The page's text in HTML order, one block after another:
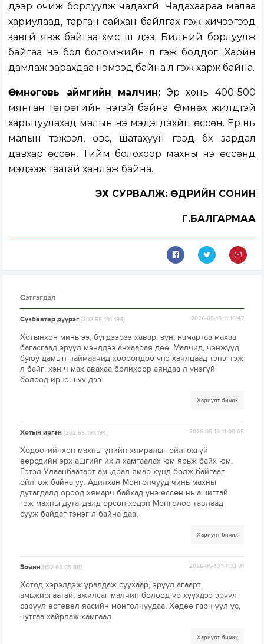
дээр очиж борлуулж чадахгүй. Чадахаараа малаа
хариулаад, тарган сайхан байлгах гэж хичээгээд
завгүй явж байгаа хүмүүс шүү дээ. Бидний борлуулж
байгаа үнэ бол боломжийн л гэж боддог. Харин
дамлаж зарахдаа нэмээд байна л гэж харж байна.
Өмнөговь аймгийн малчин:Эр хонь 400-500
мянган төгрөгийн үнэтэй байна. Өмнөх жилүүдтэй
харьцуулахад малын үнэ мэдэгдэхүйц өссөн. Ер нь
малын тэжээл, өвс, шатахуун гээд бүх зардал
давхар өссөн. Тийм болохоор махны үнэ өссөнд
мэдээж таатай хандаж байна.
ЭХ СУРВАЛЖ: ӨДРИЙН СОНИН
Г.БАЛГАРМАА
Сэтгэгдэл
Сүхбаатар дүүрэг[202.55.191.194] 2026-05-19 11:16:47
Хотынхон минь ээ, бүгдээрээ хавар, зун, намартаа махаа
багасгаад эрүүл мэнддээ анхаарая дөө. Малчид, чэнжүүд
буюу дамын наймаачид хоорондоо үнэ хаялцаад тэнэгтэж
л байг, хэн ч мах авахаа болихоор аяндаа л үнэгүй
болоод ирнэ шүү дээ.
Хариулт бичих
Хотын иргэн[202.55.191.194] 2026-05-19 11:09:05
Хөдөөгийнхөн махны үнийн хямралыг ойлгохгүй
өөрсдийн эрх ашгийг их л хамгаалах юм ярьж байх юм.
Гэтэл Улаанбаатарт амьдрал ямар хүнд болж байгааг
ойлгож байна уу. Адилхан Монголчууд чинь махны
дутагдалд ороод хямарч байхад үнэ өссөн нь ашигтай
гэж махны дутагдалд орсон хэдэн Монголоо тавлаад
сууж байдаг тэнэг л байна даа.
Хариулт бичих
Зочин[192.82.65.88] 2026-05-18 10:33:01
Хотод хэрэлдэж уралдаж суухаар, эрүүл агаарт,
амьжиргаатай, ажилсаг малчин болоод үр хүүхдээ эрүүл
саруул өсгөвөл яасийн монголчуудаа. Хөдөө гарч уул ус,
нутгаа хайрлаж хамгаал.
Хариулт бичих